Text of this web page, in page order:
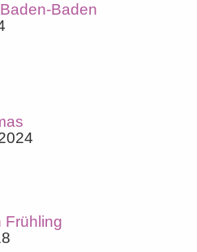
Baden
Frühling